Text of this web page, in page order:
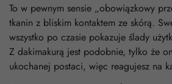
To w pewnym sensie „obowiązkowy
tkanin z bliskim kontaktem ze skórą.
wszystko po czasie pokazuje ślady
Z dakimakurą jest podobnie, tylko że
ukochanej postaci, więc reagujesz na